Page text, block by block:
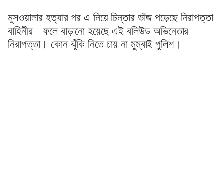
মুসওয়ালার হত্যার পর এ নিয়ে চিন্তার ভাঁজ পড়েছে নিরাপত্তা
বাহিনীর। ফলে বাড়ানো হয়েছে এই বলিউড অভিনেতার
নিরাপত্তা। কোন ঝুঁকি নিতে চায় না মুম্বাই পুলিশ।